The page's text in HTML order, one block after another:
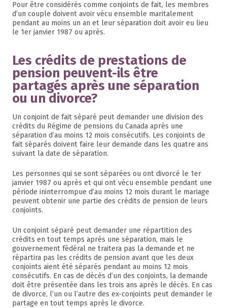
Pour être considérés comme conjoints de fait, les membres
d’un couple doivent avoir vécu ensemble maritalement
pendant au moins un an et leur séparation doit avoir eu lieu
le 1er janvier 1987 ou après.
Les crédits de prestations de
pension peuvent-ils être
partagés après une séparation
ou un divorce?
Un conjoint de fait séparé peut demander une division des
crédits du Régime de pensions du Canada après une
séparation d’au moins 12 mois consécutifs. Les conjoints de
fait séparés doivent faire leur demande dans les quatre ans
suivant la date de séparation.
Les personnes qui se sont séparées ou ont divorcé le 1er
janvier 1987 ou après et qui ont vécu ensemble pendant une
période ininterrompue d’au moins 12 mois durant le mariage
peuvent obtenir une partie des crédits de pension de leurs
conjoints.
Un conjoint séparé peut demander une répartition des
crédits en tout temps après une séparation, mais le
gouvernement fédéral ne traitera pas la demande et ne
répartira pas les crédits de pension avant que les deux
conjoints aient été séparés pendant au moins 12 mois
consécutifs. En cas de décès d’un des conjoints, la demande
doit être présentée dans les trois ans après le décès. En cas
de divorce, l’un ou l’autre des ex-conjoints peut demander le
partage en tout temps après le divorce.